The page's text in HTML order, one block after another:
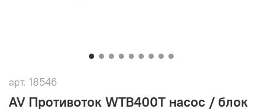
арт. 18546
AV Противоток WTB400T насос / блок